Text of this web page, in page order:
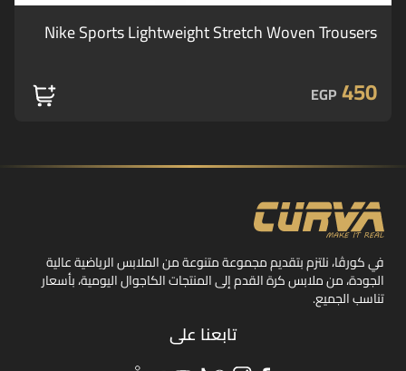
Nike Sports Lightweight Stretch Woven Trousers
450
EGP
في كورڤا، نلتزم بتقديم مجموعة متنوعة من الملابس الرياضية عالية
الجودة، من ملابس كرة القدم إلى المنتجات الكاجوال اليومية، بأسعار
تناسب الجميع.
تابعنا على